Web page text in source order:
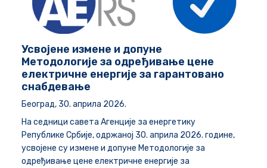
Усвојене измене и допуне
Методологије за одређивање цене
електричне енергије за гарантовано
снабдевање
Београд, 30. априла 2026.
На седници савета Агенције за енергетику
Републике Србије, одржаној 30. априла 2026. године,
усвојене су измене и допуне Методологије за
одређивање цене електричне енергије за